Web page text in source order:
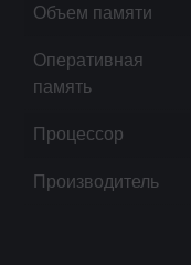
Объем памяти
Оперативная
память
Процессор
Производитель